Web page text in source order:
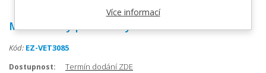
Model lebky psa - velký
Kód: EZ-VET3085
Dostupnost: Termín dodání ZDE
Více informací